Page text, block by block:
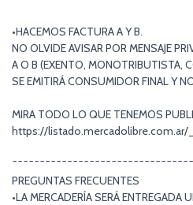
•HACEMOS FACTURA A Y B.
NO OLVIDE AVISAR POR MENSAJE
A O B (EXENTO, MONOTRIBUTISTA,
SE EMITIRÁ CONSUMIDOR FINAL Y
MIRA TODO LO QUE TENEMOS
https://listado.mercadolibre.com.ar/
PREGUNTAS FRECUENTES
•LA MERCADERÍA SERÁ ENTREGADA